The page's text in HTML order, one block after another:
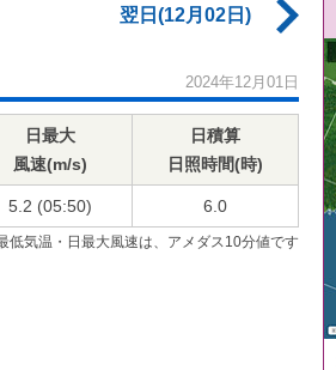
翌日(12月02日)
2024年12月01日
日最大
風速(m/s)
日積算
日照時間(時)
5.2 (05:50) 6.0
低気温・日最大風速は、アメダス10分値です